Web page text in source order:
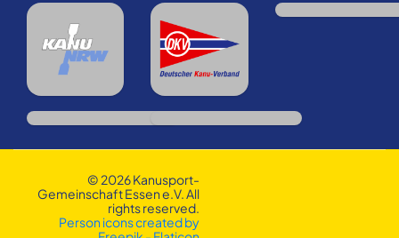
© 2026 Kanusport-
Gemeinschaft Essen e.V. All
rights reserved.
Person icons created by